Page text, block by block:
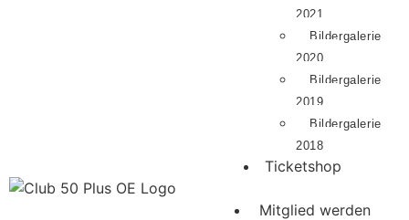
2021
Bildergalerie
2020
Bildergalerie
2019
Bildergalerie
2018
Ticketshop
Mitglied werden